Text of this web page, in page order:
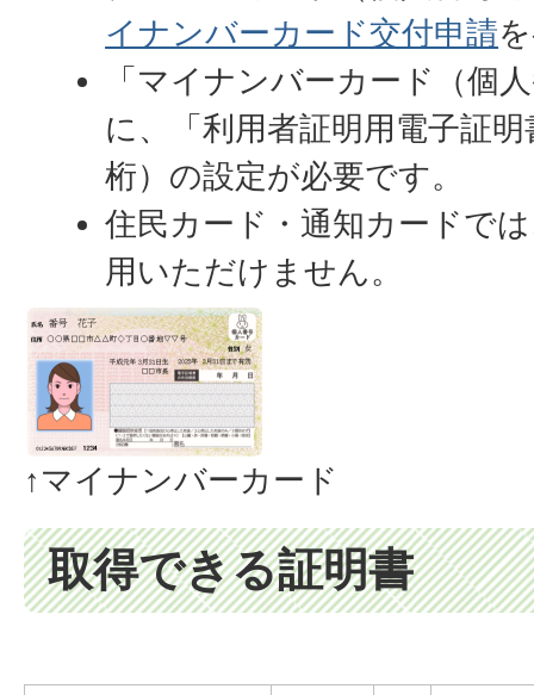
イナンバーカード交付申請
「マイナンバーカード（個
に、「利用者証明用電子証
桁）の設定が必要です。
住民カード・通知カードで
用いただけません。
↑マイナンバーカード
取得できる証明書